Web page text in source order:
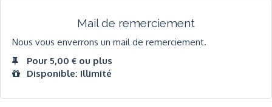
Mail de remerciement
Nous vous enverrons un mail de remerciement.
Pour 5,00 € ou plus
Disponible: Illimité